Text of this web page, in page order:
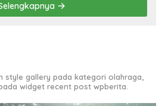
style gallery pada kategori olahraga,
widget recent post wpberita.